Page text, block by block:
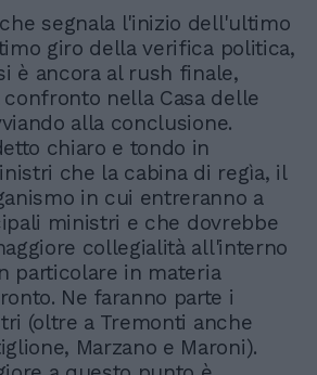
segnala l'inizio dell'ultimo
giro della verifica politica,
è ancora al rush finale,
nella Casa delle
alla conclusione.
chiaro e tondo in
che la cabina di regìa, il
in cui entreranno a
ministri e che dovrebbe
collegialità all'interno
particolare in materia
Ne faranno parte i
(oltre a Tremonti anche
Marzano e Maroni).